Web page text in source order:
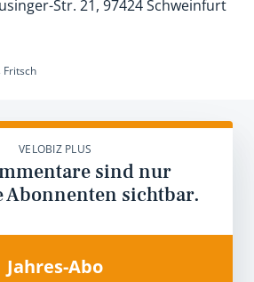
Str. 21, 97424 Schweinfurt
Fritsch
VELOBIZ PLUS
sind nur
Abonnenten sichtbar.
Jahres-Abo